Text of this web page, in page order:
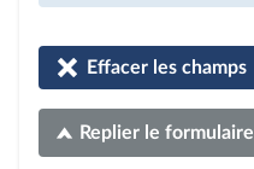
Effacer les champs
Replier le formulaire